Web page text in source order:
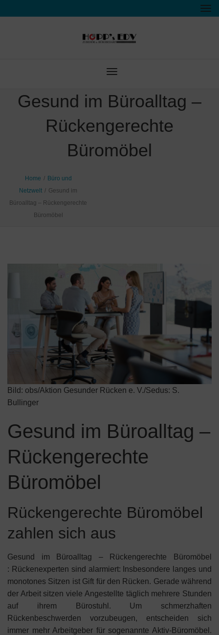
Toggle
Gesund im Büroalltag –
Rückengerechte
Büromöbel
Home / Büro und
Netzwelt / Gesund im
Büroalltag – Rückengerechte
Büromöbel
Bild: obs/Aktion Gesunder Rücken e. V./Sedus: S.
Bullinger
Gesund im Büroalltag –
Rückengerechte
Büromöbel
Rückengerechte Büromöbel
zahlen sich aus
Gesund im Büroalltag – Rückengerechte Büromöbel
: Rückenexperten sind alarmiert: Insbesondere langes und
monotones Sitzen ist Gift für den Rücken. Gerade während
der Arbeit sitzen viele Angestellte täglich mehrere Stunden
auf ihrem Bürostuhl. Um schmerzhaften
Rückenbeschwerden vorzubeugen, entscheiden sich
immer mehr Arbeitgeber für sogenannte Aktiv-Büromöbel.